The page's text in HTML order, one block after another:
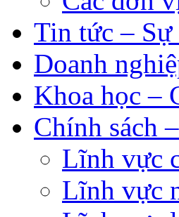
Tin tức – Sự
Doanh
Khoa học –
Chính sách
Lĩnh vực
Lĩnh vực